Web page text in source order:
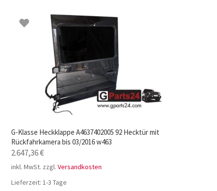
G-Klasse Heckklappe A4637402005 92 Hecktür mit
Rückfahrkamera bis 03/2016 w463
2.647,36€
inkl. MwSt. zzgl. Versandkosten
Lieferzeit: 1-3 Tage